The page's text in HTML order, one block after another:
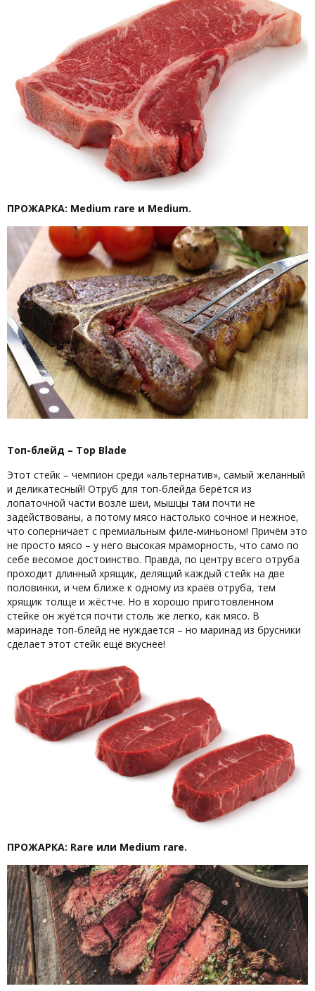
ПРОЖАРКА: Medium rare и Medium.
Топ-блейд – Top Blade
Этот стейк – чемпион среди «альтернатив», самый желанный
и деликатесный! Отруб для топ-блейда берётся из
лопаточной части возле шеи, мышцы там почти не
задействованы, а потому мясо настолько сочное и нежное,
что соперничает с премиальным филе-миньоном! Причём это
не просто мясо – у него высокая мраморность, что само по
себе весомое достоинство. Правда, по центру всего отруба
проходит длинный хрящик, делящий каждый стейк на две
половинки, и чем ближе к одному из краёв отруба, тем
хрящик толще и жёстче. Но в хорошо приготовленном
стейке он жуётся почти столь же легко, как мясо. В
маринаде топ-блейд не нуждается – но маринад из брусники
сделает этот стейк ещё вкуснее!
ПРОЖАРКА: Rare или Medium rare.